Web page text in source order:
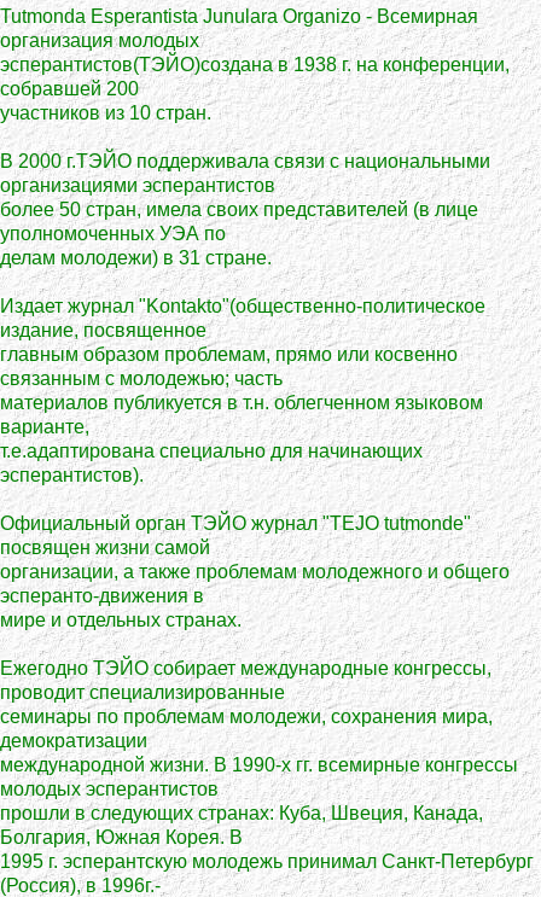
Tutmonda Esperantista Junulara Organizo - Всемирная
организация молодых
эсперантистов(ТЭЙО)создана в 1938 г. на конференции,
собравшей 200
участников из 10 стран.
В 2000 г.ТЭЙО поддерживала связи с национальными
организациями эсперантистов
более 50 стран, имела своих представителей (в лице
уполномоченных УЭА по
делам молодежи) в 31 стране.
Издает журнал "Kontakto"(общественно-политическое
издание, посвященное
главным образом проблемам, прямо или косвенно
связанным с молодежью; часть
материалов публикуется в т.н. облегченном языковом
варианте,
т.е.адаптирована специально для начинающих
эсперантистов).
Официальный орган ТЭЙО журнал "TEJO tutmonde"
посвящен жизни самой
организации, а также проблемам молодежного и общего
эсперанто-движения в
мире и отдельных странах.
Ежегодно ТЭЙО собирает международные конгрессы,
проводит специализированные
семинары по проблемам молодежи, сохранения мира,
демократизации
международной жизни. В 1990-х гг. всемирные конгрессы
молодых эсперантистов
прошли в следующих странах: Куба, Швеция, Канада,
Болгария, Южная Корея. В
1995 г. эсперантскую молодежь принимал Санкт-Петербург
(Россия), в 1996г.-